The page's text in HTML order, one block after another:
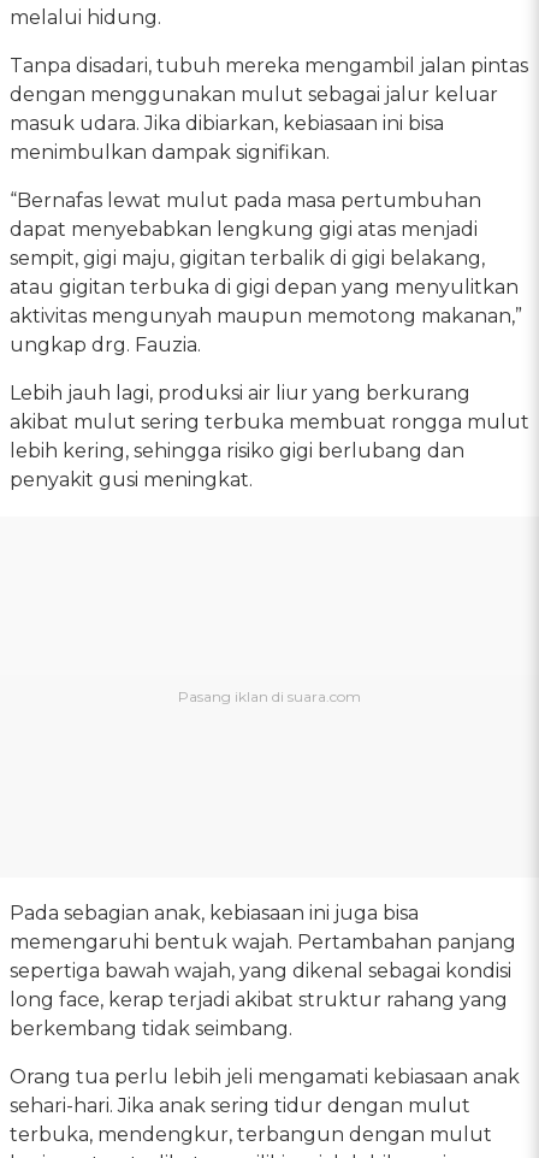
melalui hidung.
Tanpa disadari, tubuh mereka mengambil jalan pintas
dengan menggunakan mulut sebagai jalur keluar
masuk udara. Jika dibiarkan, kebiasaan ini bisa
menimbulkan dampak signifikan.
“Bernafas lewat mulut pada masa pertumbuhan
dapat menyebabkan lengkung gigi atas menjadi
sempit, gigi maju, gigitan terbalik di gigi belakang,
atau gigitan terbuka di gigi depan yang menyulitkan
aktivitas mengunyah maupun memotong makanan,”
ungkap drg. Fauzia.
Lebih jauh lagi, produksi air liur yang berkurang
akibat mulut sering terbuka membuat rongga mulut
lebih kering, sehingga risiko gigi berlubang dan
penyakit gusi meningkat.
Pada sebagian anak, kebiasaan ini juga bisa
memengaruhi bentuk wajah. Pertambahan panjang
sepertiga bawah wajah, yang dikenal sebagai kondisi
long face, kerap terjadi akibat struktur rahang yang
berkembang tidak seimbang.
Orang tua perlu lebih jeli mengamati kebiasaan anak
sehari-hari. Jika anak sering tidur dengan mulut
terbuka, mendengkur, terbangun dengan mulut